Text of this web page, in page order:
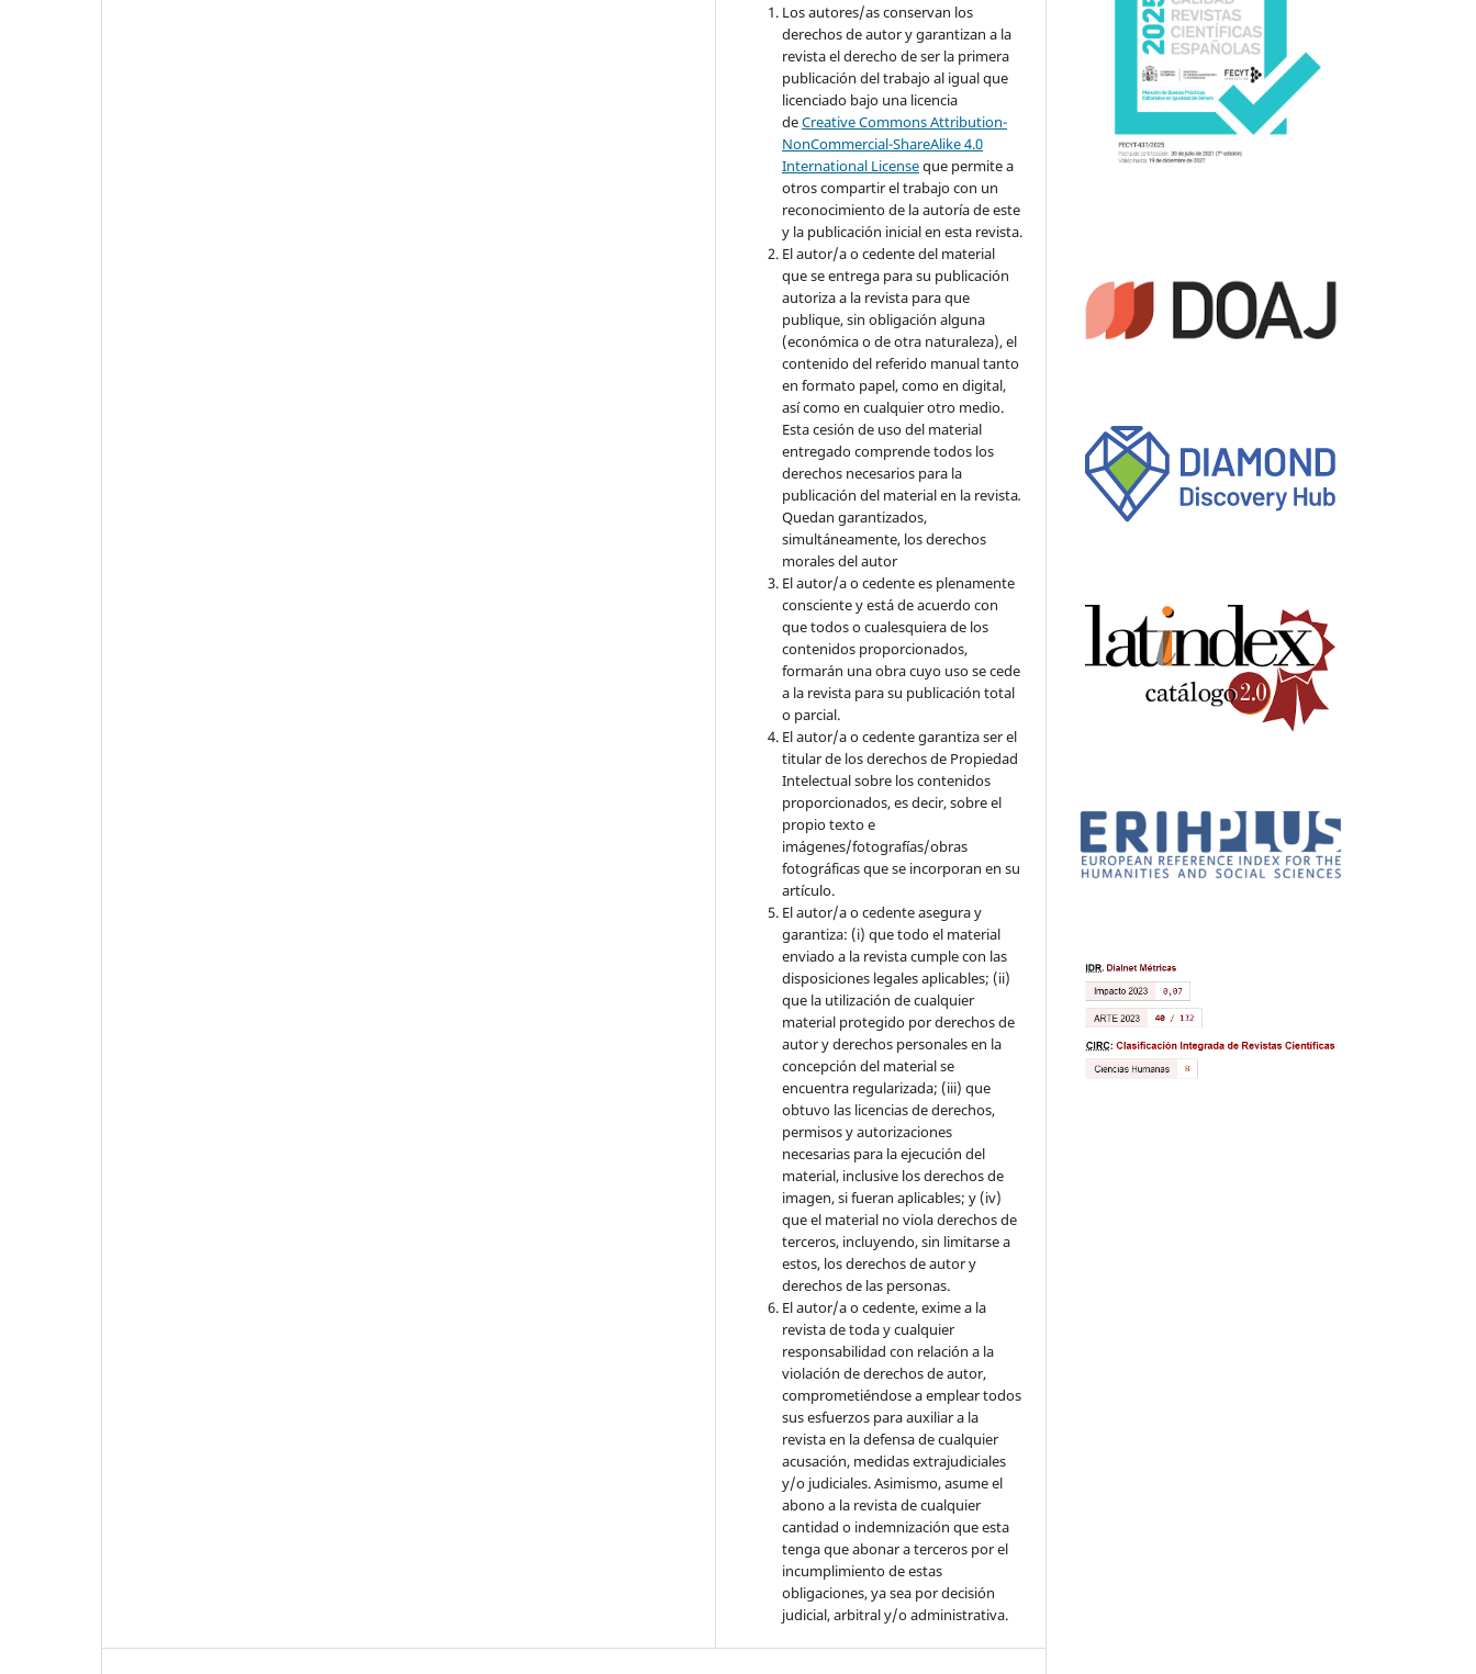
Los autores/as conservan los
derechos de autor y garantizan a la
revista el derecho de ser la primera
publicación del trabajo al igual que
licenciado bajo una licencia
deCreative Commons Attribution-
NonCommercial-ShareAlike 4.0
International Licenseque permite a
otros compartir el trabajo con un
reconocimiento de la autoría de este
y la publicación inicial en esta revista.
El autor/a o cedente del material
que se entrega para su publicación
autoriza a la revista para que
publique, sin obligación alguna
(económica o de otra naturaleza), el
contenido del referido manual tanto
en formato papel, como en digital,
así como en cualquier otro medio.
Esta cesión de uso del material
entregado comprende todos los
derechos necesarios para la
publicación del material en la revista.
Quedan garantizados,
simultáneamente, los derechos
morales del autor
El autor/a o cedente es plenamente
consciente y está de acuerdo con
que todos o cualesquiera de los
contenidos proporcionados,
formarán una obra cuyo uso se cede
a la revista para su publicación total
o parcial.
El autor/a o cedente garantiza ser el
titular de los derechos de Propiedad
Intelectual sobre los contenidos
proporcionados, es decir, sobre el
propio texto e
imágenes/fotografías/obras
fotográficas que se incorporan en su
artículo.
El autor/a o cedente asegura y
garantiza: (i) que todo el material
enviado a la revista cumple con las
disposiciones legales aplicables; (ii)
que la utilización de cualquier
material protegido por derechos de
autor y derechos personales en la
concepción del material se
encuentra regularizada; (iii) que
obtuvo las licencias de derechos,
permisos y autorizaciones
necesarias para la ejecución del
material, inclusive los derechos de
imagen, si fueran aplicables; y (iv)
que el material no viola derechos de
terceros, incluyendo, sin limitarse a
estos, los derechos de autor y
derechos de las personas.
El autor/a o cedente, exime a la
revista de toda y cualquier
responsabilidad con relación a la
violación de derechos de autor,
comprometiéndose a emplear todos
sus esfuerzos para auxiliar a la
revista en la defensa de cualquier
acusación, medidas extrajudiciales
y/o judiciales. Asimismo, asume el
abono a la revista de cualquier
cantidad o indemnización que esta
tenga que abonar a terceros por el
incumplimiento de estas
obligaciones, ya sea por decisión
judicial, arbitral y/o administrativa.